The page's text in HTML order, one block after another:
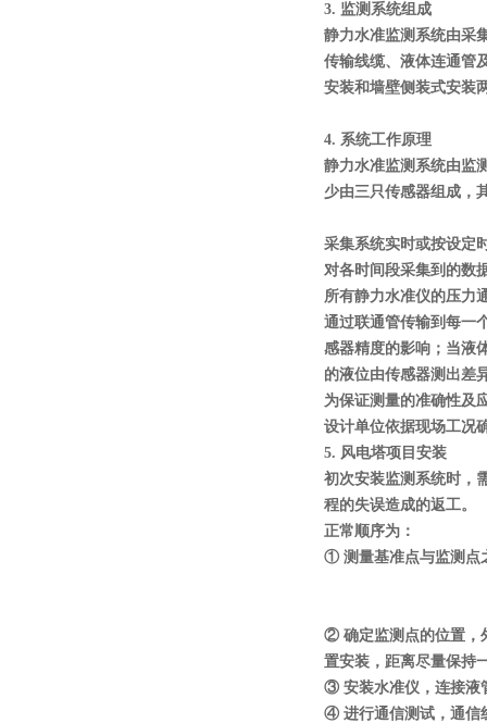
3. 监测系统组成
静力水准监测系统由采
传输线缆、液体连通管
安装和墙壁侧装式安装
4. 系统工作原理
静力水准监测系统由监
少由三只传感器组成，
采集系统实时或按设定
对各时间段采集到的数
所有静力水准仪的压力
通过联通管传输到每一
感器精度的影响；当液
的液位由传感器测出差
为保证测量的准确性及
设计单位依据现场工况
5. 风电塔项目安装
初次安装监测系统时，
程的失误造成的返工。
正常顺序为：
① 测量基准点与监测点
② 确定监测点的位置，
置安装，距离尽量保持
③ 安装水准仪，连接液
④ 进行通信测试，通信